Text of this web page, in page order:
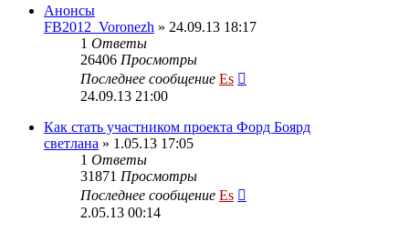
Анонсы
FB2012_Voronezh » 24.09.13 18:17
1 Ответы
26406 Просмотры
Последнее сообщение Es
24.09.13 21:00
Как стать участником проекта Форд Боярд
светлана » 1.05.13 17:05
1 Ответы
31871 Просмотры
Последнее сообщение Es
2.05.13 00:14